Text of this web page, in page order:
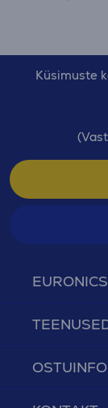
EURONICS
OSTUINFO
Küsimuste